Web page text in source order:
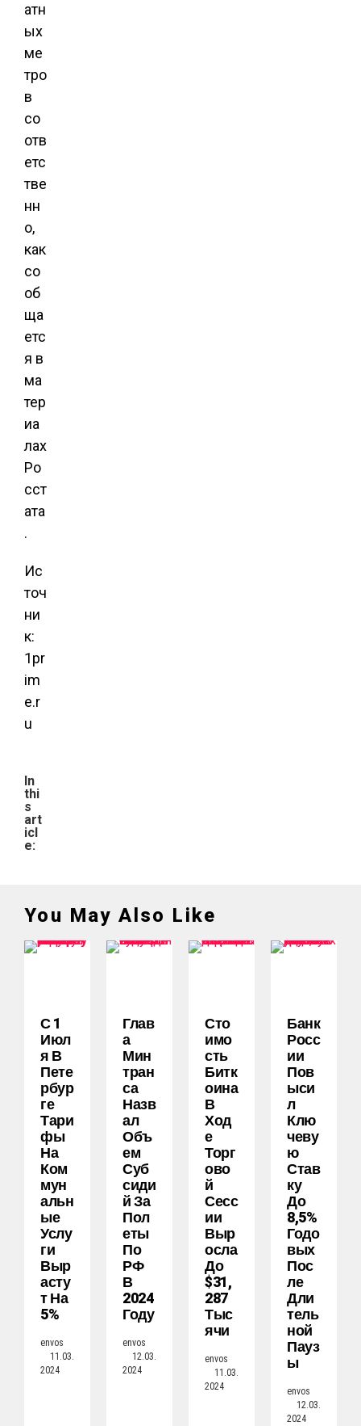
атн
ых
ме
тро
в
со
отв
етс
тве
нн
о,
как
со
об
ща
етс
я в
ма
тер
иа
лах
Ро
сст
ата
.
Ис
точ
ни
к:
1pr
im
e.r
u
In
thi
s
art
icl
e:
You May Also Like
С 1
Июл
Я В
Пете
Рбур
Ге
Тари
Фы
На
Ком
Мун
Альн
Ые
Услу
Ги
Выр
Асту
Т На
5%
envos
11.03.
2024
Глав
А
Мин
Тран
Са
Назв
Ал
Объ
Ем
Суб
Сиди
Й За
Пол
Еты
По
РФ
В
2024
Году
envos
12.03.
2024
Сто
Имо
Сть
Битк
Оина
В
Ход
Е
Торг
Ово
Й
Сесс
Ии
Выр
Осла
До
$31,
287
Тыс
Ячи
envos
11.03.
2024
Банк
Росс
Ии
Пов
Ыси
Л
Клю
Чеву
Ю
Став
Ку
До
8,5%
Годо
Вых
Пос
Ле
Дли
Тель
Ной
Пауз
Ы
envos
12.03.
2024